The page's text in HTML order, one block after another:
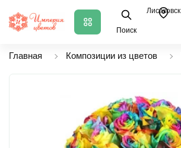
Поиск
Лисаковск
Главная Композиции из цветов